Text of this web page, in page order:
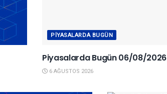
PIYASALARDA BUGÜN
Piyasalarda Bugün 06/08/2026
6 AĞUSTOS 2026